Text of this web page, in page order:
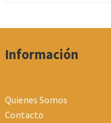
Información
Quienes Somos
Contacto